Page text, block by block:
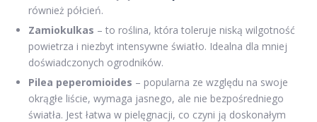
również półcień.
Zamiokulkas – to roślina, która toleruje niską wilgotność
powietrza i niezbyt intensywne światło. Idealna dla mniej
doświadczonych ogrodników.
Pilea peperomioides – popularna ze względu na swoje
okrągłe liście, wymaga jasnego, ale nie bezpośredniego
światła. Jest łatwa w pielęgnacji, co czyni ją doskonałym